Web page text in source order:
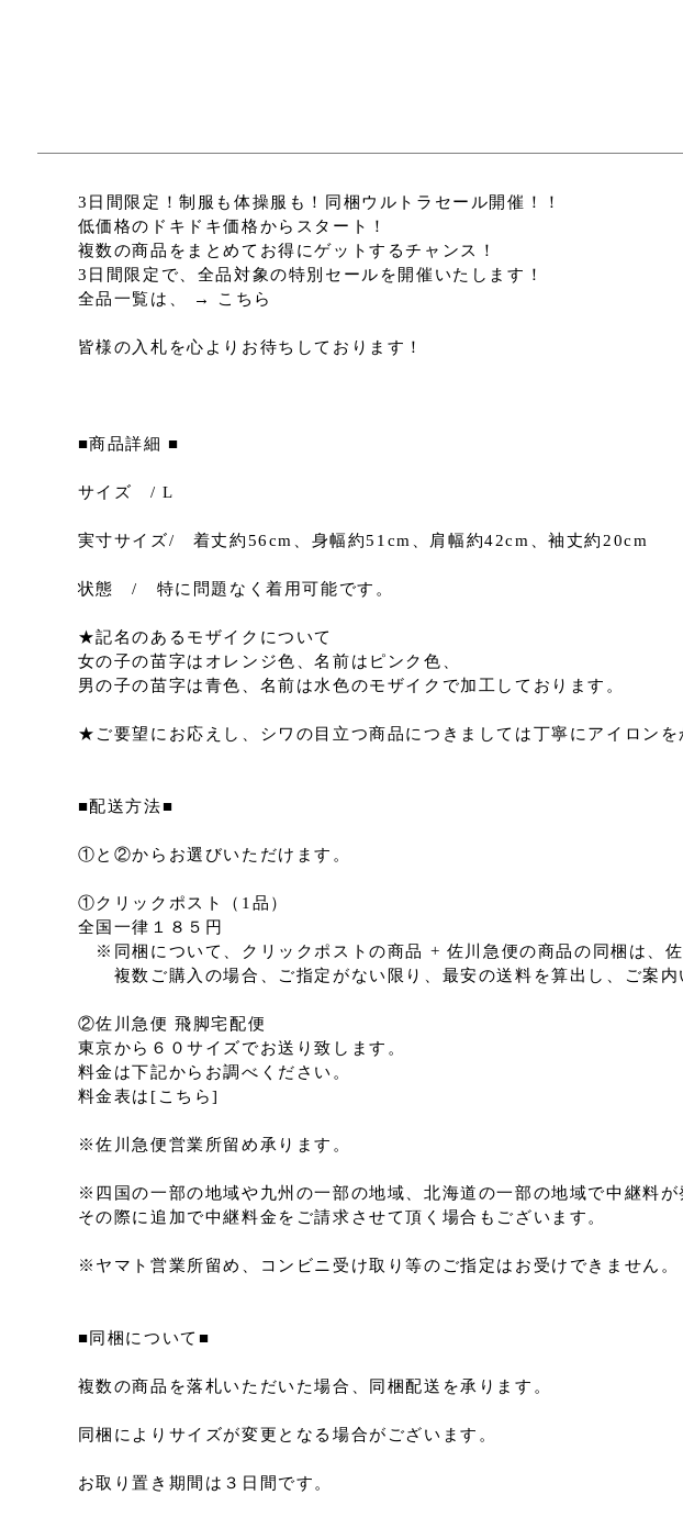
3日間限定！制服も体操服も！同梱ウルトラセール開催！！
低価格のドキドキ価格からスタート！
複数の商品をまとめてお得にゲットするチャンス！
3日間限定で、全品対象の特別セールを開催いたします！
全品一覧は、 → こちら
皆様の入札を心よりお待ちしております！
■商品詳細 ■
サイズ / L
実寸サイズ/ 着丈約56cm、身幅約51cm、肩幅約42cm、袖丈約20cm
状態 / 特に問題なく着用可能です。
★記名のあるモザイクについて
女の子の苗字はオレンジ色、名前はピンク色、
男の子の苗字は青色、名前は水色のモザイクで加工しております。
★ご要望にお応えし、シワの目立つ商品につきましては丁寧にアイロン
■配送方法■
①と②からお選びいただけます。
①クリックポスト（1品）
全国一律１８５円
※同梱について、クリックポストの商品 + 佐川急便の商品の同梱は、
複数ご購入の場合、ご指定がない限り、最安の送料を算出し、ご案内
②佐川急便 飛脚宅配便
東京から６０サイズでお送り致します。
料金は下記からお調べください。
料金表は[こちら]
※佐川急便営業所留め承ります。
※四国の一部の地域や九州の一部の地域、北海道の一部の地域で中継料が
その際に追加で中継料金をご請求させて頂く場合もございます。
※ヤマト営業所留め、コンビニ受け取り等のご指定はお受けできません。
■同梱について■
複数の商品を落札いただいた場合、同梱配送を承ります。
同梱によりサイズが変更となる場合がございます。
お取り置き期間は３日間です。